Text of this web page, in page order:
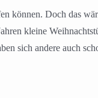
können. Doch das
kleine
sich andere auch